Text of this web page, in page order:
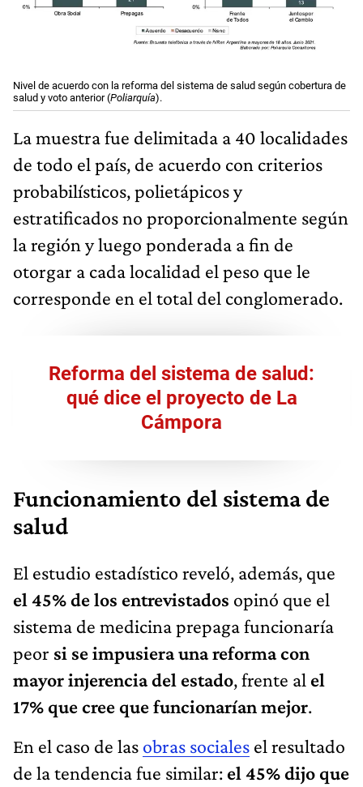
Nivel de acuerdo con la reforma del sistema de salud según cobertura de
salud y voto anterior (Poliarquía).
La muestra fue delimitada a 40 localidades
de todo el país, de acuerdo con criterios
probabilísticos, polietápicos y
estratificados no proporcionalmente según
la región y luego ponderada a fin de
otorgar a cada localidad el peso que le
corresponde en el total del conglomerado.
Reforma del sistema de salud:
qué dice el proyecto de La
Cámpora
Funcionamiento del sistema de
salud
El estudio estadístico reveló, además, que
el 45% de los entrevistados opinó que el
sistema de medicina prepaga funcionaría
peor si se impusiera una reforma con
mayor injerencia del estado, frente al el
17% que cree que funcionarían mejor.
En el caso de las obras sociales el resultado
de la tendencia fue similar: el 45% dijo que